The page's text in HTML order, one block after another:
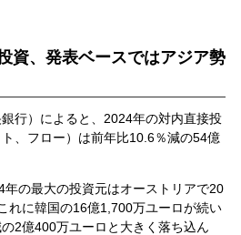
資、発表ベースではアジア勢
行）によると、2024年の対内直接投
、フロー）は前年比10.6％減の54億
の最大の投資元はオーストリアで20
れに韓国の16億1,700万ユーロが続い
2億400万ユーロと大きく落ち込ん